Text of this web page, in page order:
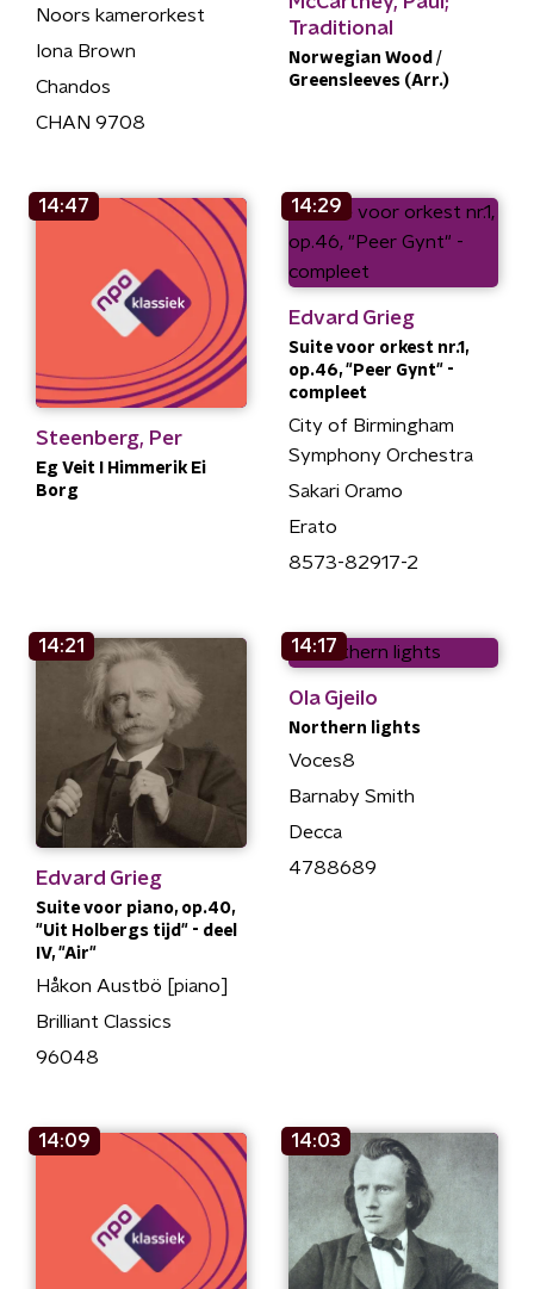
Noors kamerorkest
Iona Brown
Chandos
CHAN 9708
Traditional
Norwegian Wood /
Greensleeves (Arr.)
14:47
Steenberg, Per
Eg Veit I Himmerik Ei
Borg
14:29
Edvard Grieg
Suite voor orkest nr.1,
op.46, "Peer Gynt" -
compleet
City of Birmingham
Symphony Orchestra
Sakari Oramo
Erato
8573-82917-2
14:21
Edvard Grieg
Suite voor piano, op.40,
"Uit Holbergs tijd" - deel
IV, "Air"
Håkon Austbö [piano]
Brilliant Classics
96048
14:17
Ola Gjeilo
Northern lights
Voces8
Barnaby Smith
Decca
4788689
14:09 14:03